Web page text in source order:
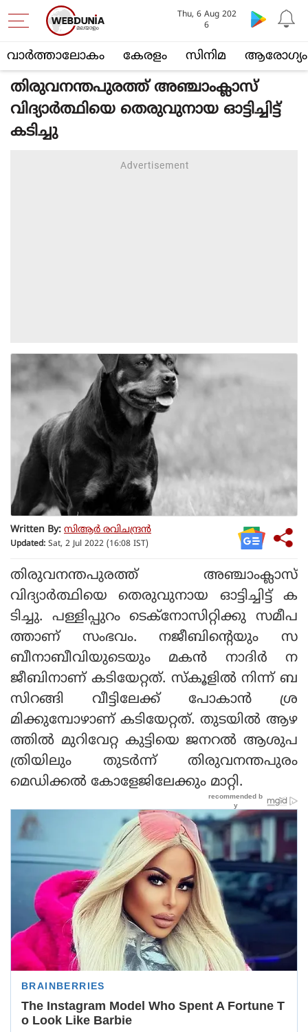
വാര്‍ത്താലോകം കേരളം സിനിമ ആരോഗ്യം
Thu, 6 Aug 202
6
തിരുവനന്തപുരത്ത് അഞ്ചാംക്ലാസ്
വിദ്യാര്‍ത്ഥിയെ തെരുവുനായ ഓട്ടിച്ചിട്ട്
കടിച്ചു
Written By: സിആര്‍ രവിചന്ദ്രന്‍
Updated: Sat, 2 Jul 2022 (16:08 IST)
തിരുവനന്തപുരത്ത് അഞ്ചാംക്ലാസ്
വിദ്യാര്‍ത്ഥിയെ തെരുവുനായ ഓട്ടിച്ചിട്ട് ക
ടിച്ചു. പള്ളിപ്പുറം ടെക്‌നോസിറ്റിക്കു സമീപ
ത്താണ് സംഭവം. നജീബിന്റെയും സ
ബീനാബീവിയുടെയും മകന്‍ നാദിര്‍ ന
ജീബിനാണ് കടിയേറ്റത്. സ്‌കൂളില്‍ നിന്ന് ബ
സിറങ്ങി വീട്ടിലേക്ക് പോകാന്‍ ശ്ര
മിക്കുമ്പോഴാണ് കടിയേറ്റത്. തുടയില്‍ ആഴ
ത്തില്‍ മുറിവേറ്റ കുട്ടിയെ ജനറല്‍ ആശുപ
ത്രിയിലും തുടര്‍ന്ന് തിരുവനന്തപുരം
മെഡിക്കല്‍ കോളേജിലേക്കും മാറ്റി.